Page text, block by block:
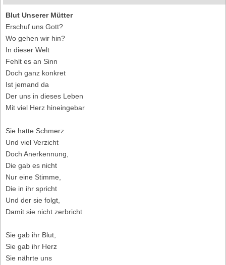
Blut Unserer Mütter
Erschuf uns Gott?
Wo gehen wir hin?
In dieser Welt
Fehlt es an Sinn
Doch ganz konkret
Ist jemand da
Der uns in dieses Leben
Mit viel Herz hineingebar
Sie hatte Schmerz
Und viel Verzicht
Doch Anerkennung,
Die gab es nicht
Nur eine Stimme,
Die in ihr spricht
Und der sie folgt,
Damit sie nicht zerbricht
Sie gab ihr Blut,
Sie gab ihr Herz
Sie nährte uns